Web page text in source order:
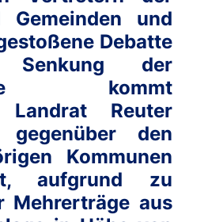
Gemeinden und
Debatte
der
kommt
Landrat Reuter
den
Kommunen
aufgrund zu
Mehrerträge aus